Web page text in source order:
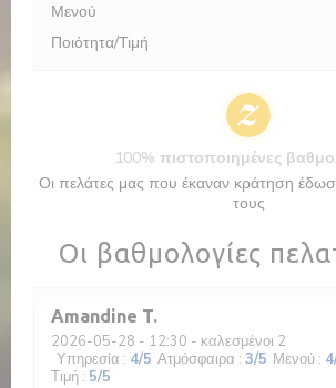
Οι βαθμολογίες
Amandine T
2026-05-28 - 12:30 - καλεσμένοι 2
Υπηρεσία : 4/5 Ατμόσφαιρα : 3/5 Μενού : 4
Τιμή : 5/5
Μενού
Ποιότητα/Τιμή
100% πιστοποιημένες
Οι πελάτες μας που έκαναν κράτηση
τους